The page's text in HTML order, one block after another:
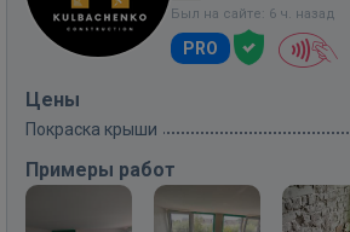
Был на сайте: 6 ч. назад
PRO
Цены
Покраска крыши
Примеры работ